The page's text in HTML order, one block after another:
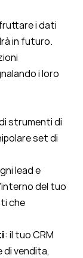
i dati
in futuro.
i loro
strumenti di
set di
lead e
del tuo
che
: il tuo CRM
vendita,